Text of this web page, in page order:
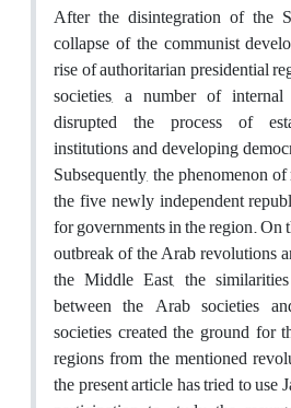
After the disintegration of the
collapse of the communist
rise of authoritarian presidential
societies, a number of
disrupted the process of
institutions and developing
Subsequently, the phenomenon
the five newly independent
for governments in the region. On
outbreak of the Arab revolutions
the Middle East, the
between the Arab societies
societies created the ground for
regions from the mentioned
the present article has tried to use